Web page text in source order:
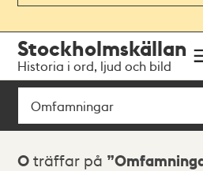
navigationen
huvudinnehållet
Stockholmskällan
Historia i ord, ljud och bild
Sök
Sökresultat
0 träffar på